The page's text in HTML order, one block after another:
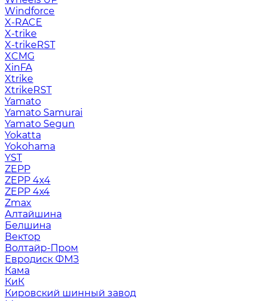
Windforce
X-RACE
X-trike
X-trikeRST
XCMG
XinFA
Xtrike
XtrikeRST
Yamato
Yamato Samurai
Yamato Segun
Yokatta
Yokohama
YST
ZEPP
ZEPP 4x4
ZEPP 4х4
Zmax
Алтайшина
Белшина
Вектор
Волтайр-Пром
Евродиск ФМЗ
Кама
КиК
Кировский шинный завод